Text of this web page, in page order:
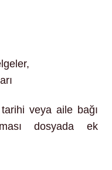
veya aile bağı
dosyada ek